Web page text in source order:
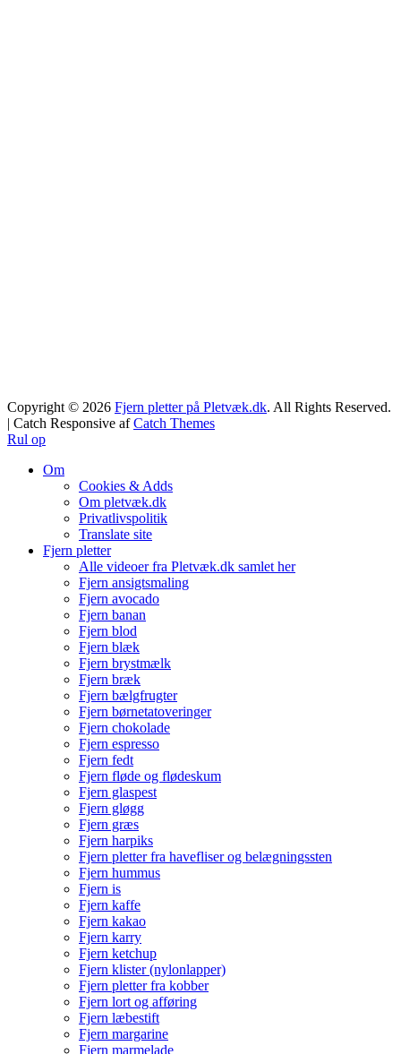
Copyright © 2026 Fjern pletter på Pletvæk.dk. All Rights Reserved.
| Catch Responsive afCatch Themes
Rul op
Om
Cookies & Adds
Om pletvæk.dk
Privatlivspolitik
Translate site
Fjern pletter
Alle videoer fra Pletvæk.dk samlet her
Fjern ansigtsmaling
Fjern avocado
Fjern banan
Fjern blod
Fjern blæk
Fjern brystmælk
Fjern bræk
Fjern bælgfrugter
Fjern børnetatoveringer
Fjern chokolade
Fjern espresso
Fjern fedt
Fjern fløde og flødeskum
Fjern glaspest
Fjern gløgg
Fjern græs
Fjern harpiks
Fjern pletter fra havefliser og belægningssten
Fjern hummus
Fjern is
Fjern kaffe
Fjern kakao
Fjern karry
Fjern ketchup
Fjern klister (nylonlapper)
Fjern pletter fra kobber
Fjern lort og afføring
Fjern læbestift
Fjern margarine
Fjern marmelade